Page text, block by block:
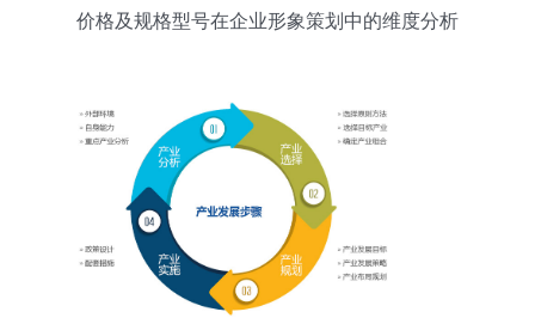
价格及规格型号在企业形象策划中的维度分析